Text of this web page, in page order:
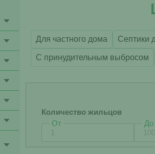
Для частного дома Септики
С принудительным выбросом
Количество жильцов
От
До